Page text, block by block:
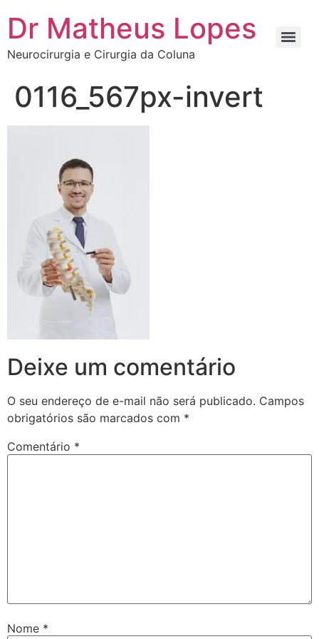
Dr Matheus Lopes
Neurocirurgia e Cirurgia da Coluna
0116_567px-invert
Deixe um comentário
O seu endereço de e-mail não será publicado. Campos
obrigatórios são marcados com *
Comentário *
Nome *